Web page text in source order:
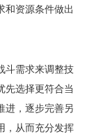
和资源条件做出
斗需求来调整技
先选择更符合当
进，逐步完善另
，从而充分发挥